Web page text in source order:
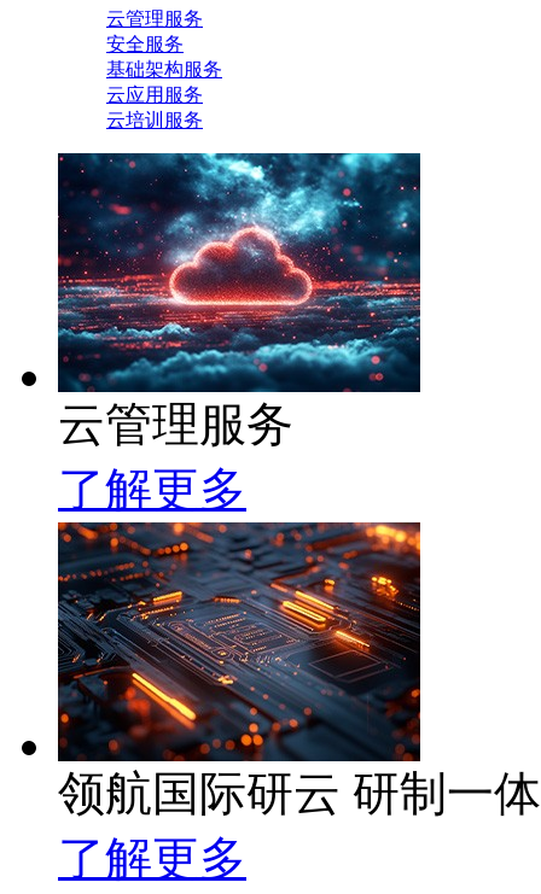
云管理服务
安全服务
基础架构服务
云应用服务
云培训服务
云管理服务
了解更多
领航国际研云 研制一
了解更多